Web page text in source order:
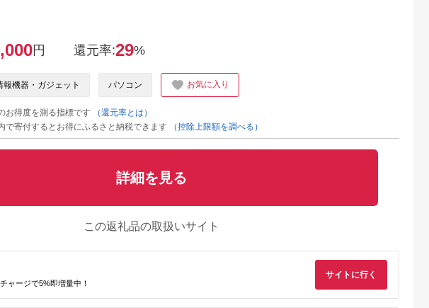
円 還元率:29%
報機器・ガジェット パソコン お気に入り
お得度を測る指標です
（還元率とは）
寄付するとお得にふるさと納税できます
（控除上限額を調べる）
詳細を見る
この返礼品の取扱いサイト
ャージで5%即増量中！
サイトに行く